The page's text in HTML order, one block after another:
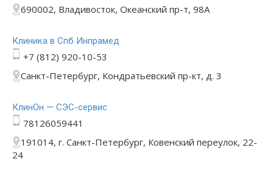
690002, Владивосток, Океанский пр-т, 98А
Клиника в Спб Инпрамед
+7 (812) 920-10-53
Санкт-Петербург, Кондратьевский пр-кт, д. 3
КлинОн — СЭС-сервис
78126059441
191014, г. Санкт-Петербург, Ковенский переулок, 22-
24